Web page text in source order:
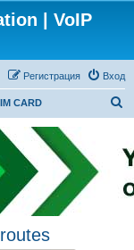
| VoIP
Вход
Регистрация
CARD
с
к